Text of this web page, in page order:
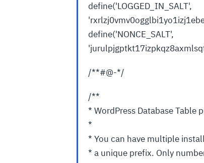
define('LOGGED_IN_SALT',
define('NONCE_SALT',
/**#@-*/
/**
* WordPress Database Table
*
* You can have multiple
* a unique prefix. Only